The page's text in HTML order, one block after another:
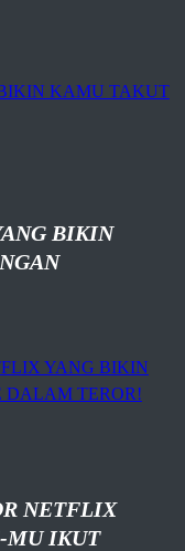
BIKIN
NETFLIX
MU IKUT